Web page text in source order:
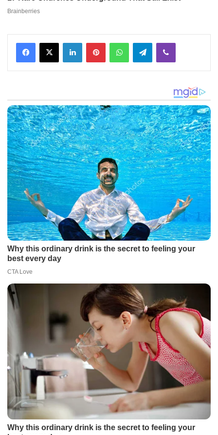
Facebook
X LinkedInPinterestWhatsAppTelegramViber